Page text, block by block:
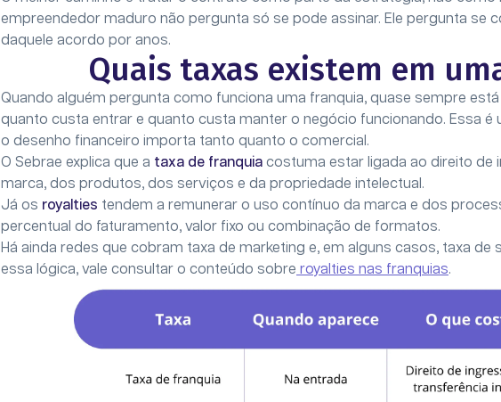
empreendedor maduro não pergunta só se pode assinar. Ele pergunta se
daquele acordo por anos.
Quais taxas existem em
Quando alguém pergunta como funciona uma franquia, quase sempre
quanto custa entrar e quanto custa manter o negócio funcionando. Essa é
o desenho financeiro importa tanto quanto o comercial.
O Sebrae explica que a taxa de franquia costuma estar ligada ao direito de
marca, dos produtos, dos serviços e da propriedade intelectual.
Já os royalties tendem a remunerar o uso contínuo da marca e dos
percentual do faturamento, valor fixo ou combinação de formatos.
Há ainda redes que cobram taxa de marketing e, em alguns casos, taxa de
essa lógica, vale consultar o conteúdo sobre royalties nas franquias.